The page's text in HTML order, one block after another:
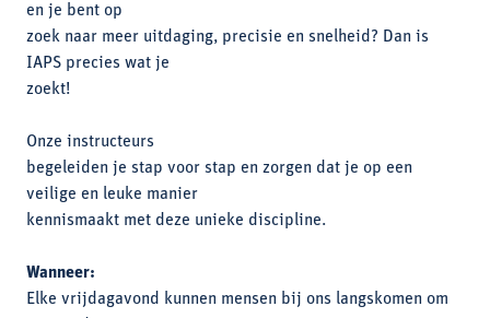
en je bent op
zoek naar meer uitdaging, precisie en snelheid? Dan is
IAPS precies wat je
zoekt!
Onze instructeurs
begeleiden je stap voor stap en zorgen dat je op een
veilige en leuke manier
kennismaakt met deze unieke discipline.
Wanneer:
Elke vrijdagavond kunnen mensen bij ons langskomen om